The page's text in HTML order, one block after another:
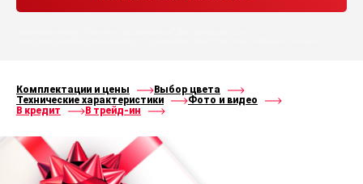
Комплектации и цены
Выбор цвета
Технические характеристики
Фото и видео
В кредит
В трейд-ин